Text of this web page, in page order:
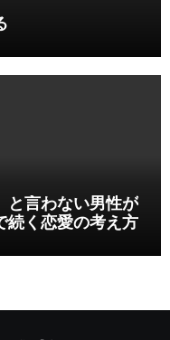
と言わない男性が
続く恋愛の考え方